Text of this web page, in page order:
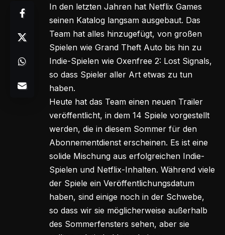
In den letzten Jahren hat Netflix Games
seinen Katalog langsam ausgebaut. Das
Team hat alles hinzugefügt, von großen
Spielen wie Grand Theft Auto bis hin zu
Indie-Spielen wie Oxenfree 2: Lost Signals,
so dass Spieler aller Art etwas zu tun
haben.
Heute hat das Team einen neuen Trailer
veröffentlicht, in dem 14 Spiele vorgestellt
werden, die in diesem Sommer für den
Abonnementdienst erscheinen. Es ist eine
solide Mischung aus erfolgreichen Indie-
Spielen und Netflix-Inhalten. Während viele
der Spiele ein Veröffentlichungsdatum
haben, sind einige noch in der Schwebe,
so dass wir sie möglicherweise außerhalb
des Sommerfensters sehen, aber sie